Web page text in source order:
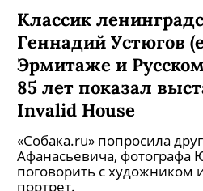
Классик
Геннадий Устюгов
Эрмитаже и
85 лет показал
Invalid House
«Собака.ru» попросила
Афанасьевича, фотографа
поговорить с художником
портрет.